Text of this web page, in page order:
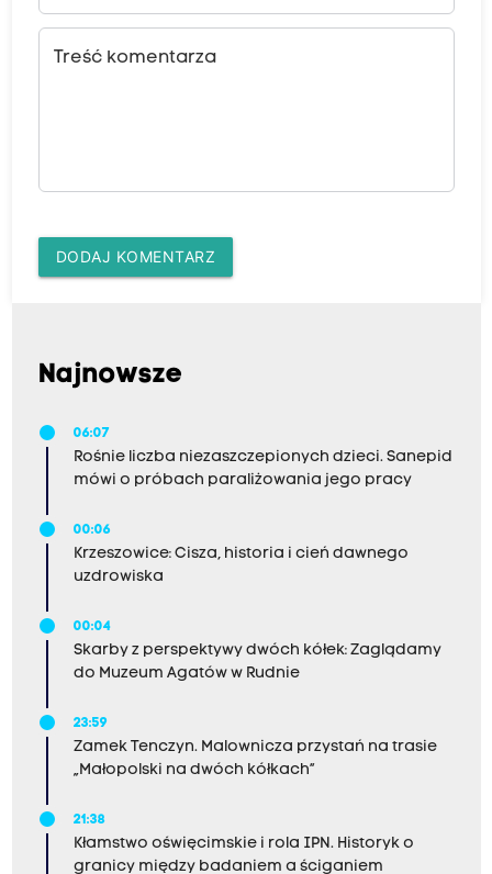
Treść komentarza
DODAJ KOMENTARZ
Najnowsze
06:07
Rośnie liczba niezaszczepionych dzieci. Sanepid
mówi o próbach paraliżowania jego pracy
00:06
Krzeszowice: Cisza, historia i cień dawnego
uzdrowiska
00:04
Skarby z perspektywy dwóch kółek: Zaglądamy
do Muzeum Agatów w Rudnie
23:59
Zamek Tenczyn. Malownicza przystań na trasie
„Małopolski na dwóch kółkach”
21:38
Kłamstwo oświęcimskie i rola IPN. Historyk o
granicy między badaniem a ściganiem